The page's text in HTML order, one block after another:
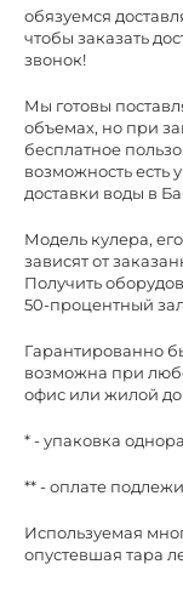
обязуемся
чтобы заказать
звонок!
Мы готовы
объемах, но при
бесплатное
возможность есть
доставки воды в
Модель кулера,
зависят от
Получить
50-процентный
Гарантированно
возможна при
офис или жилой
* - упаковка
** - оплате
Используемая
опустевшая тара